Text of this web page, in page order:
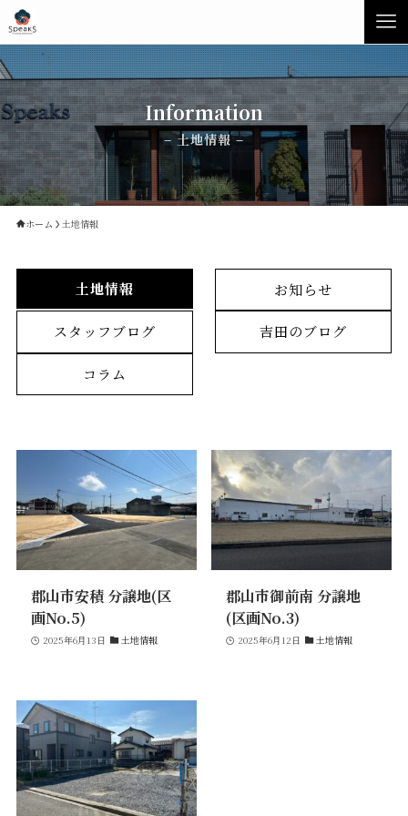
Concept
性能について
Product
価格・プラン
間取りプラン集
Topics
お知らせ
土地情報
コラム
スタッフブログ
About
会社概要
企業理念・トップメッ
セージ
スタッフ紹介
Other
リフォーム
採用情報
オーダー家具
Information
– 土地情報 –
ホーム 土地情報
土地情報 お知らせ
スタッフブログ 吉田のブログ
コラム
郡山市安積 分譲地(区
画No.5)
2025年6月13日 土地情報
郡山市御前南 分譲地
(区画No.3)
2025年6月12日 土地情報